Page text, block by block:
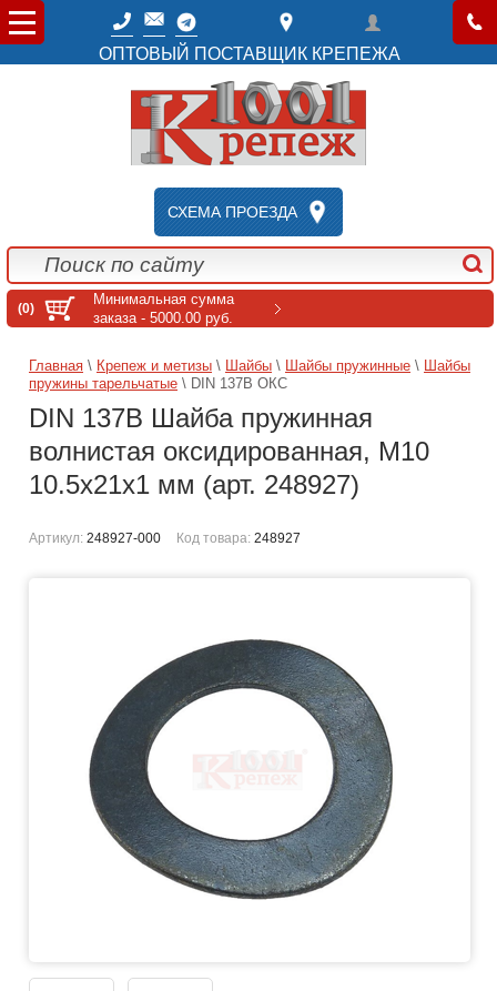
ОПТОВЫЙ ПОСТАВЩИК КРЕПЕЖА
СХЕМА ПРОЕЗДА
(0)
Минимальная сумма
заказа - 5000.00 руб.
Главная \ Крепеж и метизы \ Шайбы \ Шайбы пружинные \ Шайбы
пружины тарельчатые \ DIN 137В ОКС
DIN 137В Шайба пружинная
волнистая оксидированная, M10
10.5x21x1 мм (арт. 248927)
Артикул: 248927-000 Код товара: 248927